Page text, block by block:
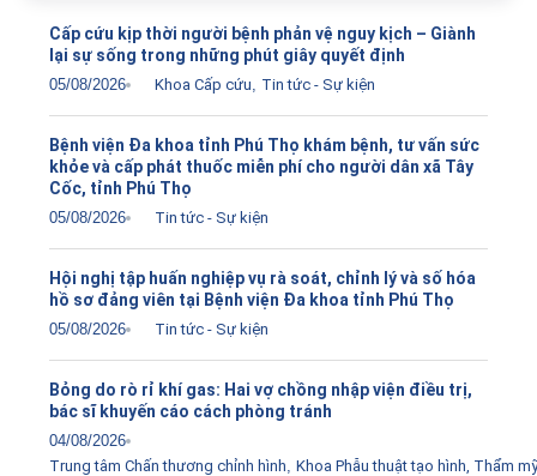
Cấp cứu kịp thời người bệnh phản vệ nguy kịch – Giành
lại sự sống trong những phút giây quyết định
05/08/2026 Khoa Cấp cứu Tin tức - Sự kiện
Bệnh viện Đa khoa tỉnh Phú Thọ khám bệnh, tư vấn sức
khỏe và cấp phát thuốc miễn phí cho người dân xã Tây
Cốc, tỉnh Phú Thọ
05/08/2026 Tin tức - Sự kiện
Hội nghị tập huấn nghiệp vụ rà soát, chỉnh lý và số hóa
hồ sơ đảng viên tại Bệnh viện Đa khoa tỉnh Phú Thọ
05/08/2026 Tin tức - Sự kiện
Bỏng do rò rỉ khí gas: Hai vợ chồng nhập viện điều trị,
bác sĩ khuyến cáo cách phòng tránh
04/08/2026
Trung tâm Chấn thương chỉnh hình Khoa Phẫu thuật tạo hình, Thẩm